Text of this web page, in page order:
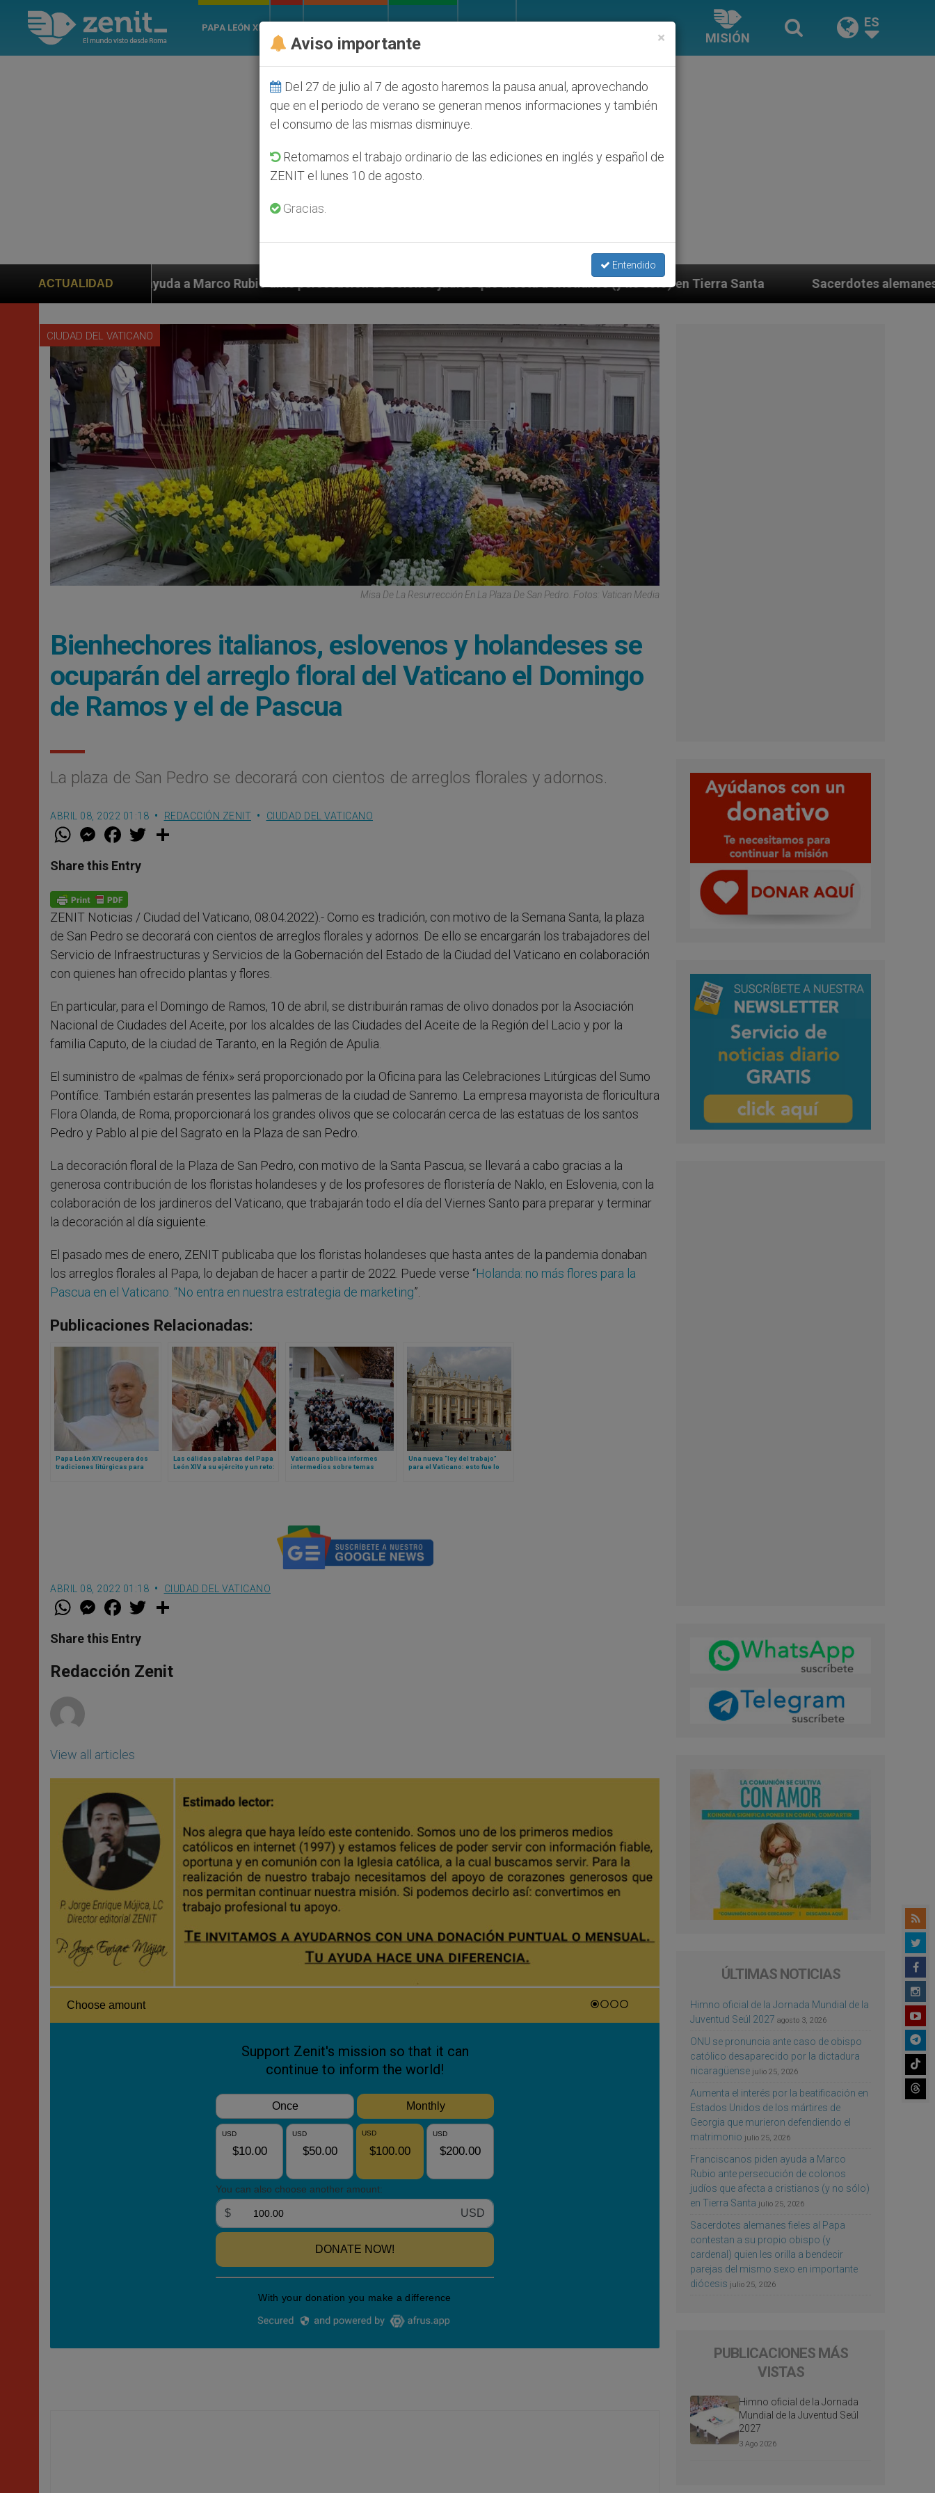
PAPA LEÓN XIV
MISIÓN
ES
ACTUALIDAD
a Marco Rubio ante persecución de colonos judíos que afecta a cristianos (y no sólo) en Tierra Santa Sacerdotes alemanes fieles al Papa
CIUDAD DEL VATICANO
Misa De La Resurrección En La Plaza De San Pedro. Fotos: Vatican Media
Bienhechores italianos, eslovenos y holandeses se
ocuparán del arreglo floral del Vaticano el Domingo
de Ramos y el de Pascua
La plaza de San Pedro se decorará con cientos de arreglos florales y adornos.
ABRIL 08, 2022 01:18 REDACCIÓN ZENIT CIUDAD DEL VATICANO
W
t
s
p
p
M
e
s
e
g
e
r
F
a
e
b
o
k
w
Share this Entry
ZENIT Noticias / Ciudad del Vaticano, 08.04.2022).- Como es tradición, con motivo de la Semana Santa, la plaza
de San Pedro se decorará con cientos de arreglos florales y adornos. De ello se encargarán los trabajadores del
Servicio de Infraestructuras y Servicios de la Gobernación del Estado de la Ciudad del Vaticano en colaboración
con quienes han ofrecido plantas y flores.
En particular, para el Domingo de Ramos, 10 de abril, se distribuirán ramas de olivo donados por la Asociación
Nacional de Ciudades del Aceite, por los alcaldes de las Ciudades del Aceite de la Región del Lacio y por la
familia Caputo, de la ciudad de Taranto, en la Región de Apulia.
El suministro de «palmas de fénix» será proporcionado por la Oficina para las Celebraciones Litúrgicas del Sumo
Pontífice. También estarán presentes las palmeras de la ciudad de Sanremo. La empresa mayorista de floricultura
Flora Olanda, de Roma, proporcionará los grandes olivos que se colocarán cerca de las estatuas de los santos
Pedro y Pablo al pie del Sagrato en la Plaza de san Pedro.
La decoración floral de la Plaza de San Pedro, con motivo de la Santa Pascua, se llevará a cabo gracias a la
generosa contribución de los floristas holandeses y de los profesores de floristería de Naklo, en Eslovenia, con la
colaboración de los jardineros del Vaticano, que trabajarán todo el día del Viernes Santo para preparar y terminar
la decoración al día siguiente.
El pasado mes de enero, ZENIT publicaba que los floristas holandeses que hasta antes de la pandemia donaban
los arreglos florales al Papa, lo dejaban de hacer a partir de 2022. Puede verse “Holanda: no más flores para la
Pascua en el Vaticano. “No entra en nuestra estrategia de marketing”.
Publicaciones Relacionadas:
Papa León XIV recupera dos
tradiciones litúrgicas para
Las cálidas palabras del Papa
León XIV a su ejército y un reto:
Vaticano publica informes
intermedios sobre temas
Una nueva “ley del trabajo”
para el Vaticano: esto fue lo
ABRIL 08, 2022 01:18 CIUDAD DEL VATICANO
W
t
s
p
p
M
e
s
e
g
e
F
a
e
b
o
k
w
r
Share this Entry
Redacción Zenit
View all articles
ÚLTIMAS NOTICIAS
Himno oficial de la Jornada Mundial de la
Juventud Seúl 2027 agosto 3, 2026
ONU se pronuncia ante caso de obispo
católico desaparecido por la dictadura
nicaragüense julio 25, 2026
Aumenta el interés por la beatificación en
Estados Unidos de los mártires de
Georgia que murieron defendiendo el
matrimonio julio 25, 2026
Franciscanos piden ayuda a Marco
Rubio ante persecución de colonos
judíos que afecta a cristianos (y no sólo)
en Tierra Santa julio 25, 2026
Sacerdotes alemanes fieles al Papa
contestan a su propio obispo (y
cardenal) quien les orilla a bendecir
parejas del mismo sexo en importante
diócesis julio 25, 2026
PUBLICACIONES MÁS
VISTAS
Himno oficial de la Jornada
Mundial de la Juventud Seúl
2027
3 Ago 2026
×
Aviso importante
Del 27 de julio al 7 de agosto haremos la pausa anual, aprovechando
que en el periodo de verano se generan menos informaciones y también
el consumo de las mismas disminuye.
Retomamos el trabajo ordinario de las ediciones en inglés y español de
ZENIT el lunes 10 de agosto.
Gracias.
Entendido